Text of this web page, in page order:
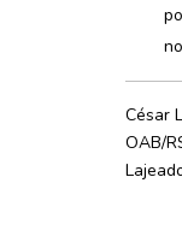
César
OAB/